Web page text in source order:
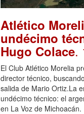
Atlético
undécimo
Hugo Colace.
El Club Atlético Morelia
director técnico,
salida de Mario Ortiz.La
undécimo técnico: el
en La Voz de Michoacán.